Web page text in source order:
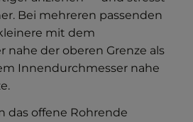
Bei mehreren passenden
mit dem
nahe der oberen Grenze als
Innendurchmesser nahe
das offene Rohrende